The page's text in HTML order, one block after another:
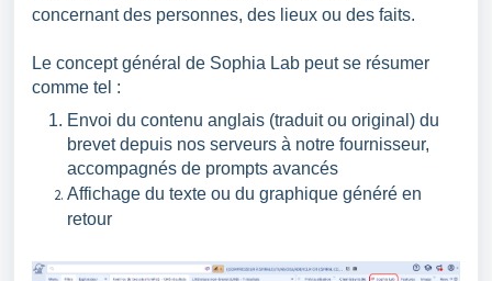
concernant des personnes, des lieux ou des faits.
Le concept général de Sophia Lab peut se résumer
comme tel :
Envoi du contenu anglais (traduit ou original) du
brevet depuis nos serveurs à notre fournisseur,
accompagnés de prompts avancés
Affichage du texte ou du graphique généré en
retour